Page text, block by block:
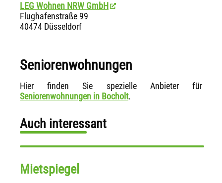
LEG Wohnen NRW GmbH
Flughafenstraße 99
40474 Düsseldorf
Seniorenwohnungen
Hier finden Sie spezielle Anbieter für
Seniorenwohnungen in Bocholt.
Auch interessant
Mietspiegel